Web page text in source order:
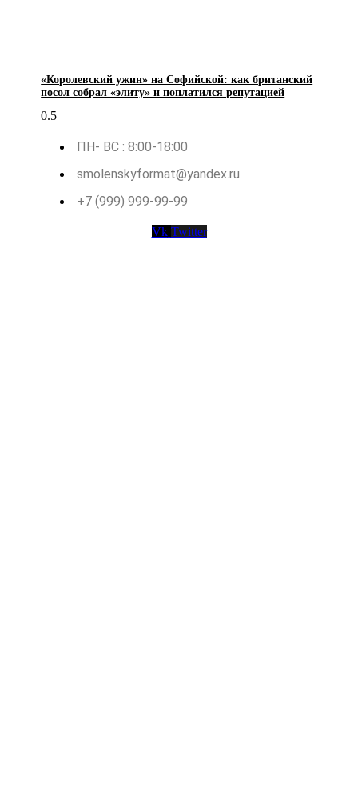
«Королевский ужин» на Софийской: как британский
посол собрал «элиту» и поплатился репутацией
ПН- ВС : 8:00-18:00
smolenskyformat@yandex.ru
+7 (999) 999-99-99
Vk Twitter